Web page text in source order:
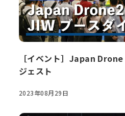
［イベント］Japan
ジェスト
2023年08月29日